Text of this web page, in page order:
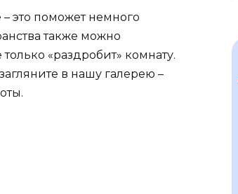
это поможет немного
также можно
«раздробит» комнату.
в нашу галерею –